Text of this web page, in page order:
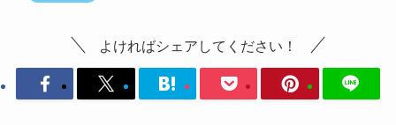
よければシェアしてください！